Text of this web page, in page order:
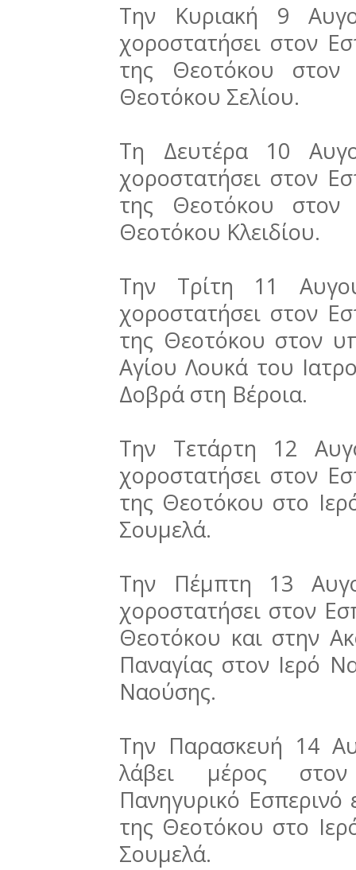
Την Κυριακή 9
χοροστατήσει στον
της Θεοτόκου
Θεοτόκου Σελίου.
Τη Δευτέρα 10
χοροστατήσει στον
της Θεοτόκου
Θεοτόκου Κλειδίου.
Την Τρίτη 11
χοροστατήσει στον
της Θεοτόκου στον
Αγίου Λουκά του
Δοβρά στη Βέροια.
Την Τετάρτη 12
χοροστατήσει στον
της Θεοτόκου στο
Σουμελά.
Την Πέμπτη 13
χοροστατήσει στον
Θεοτόκου και στην
Παναγίας στον Ιερό
Ναούσης.
Την Παρασκευή 14
λάβει μέρος στον
Πανηγυρικό
της Θεοτόκου στο
Σουμελά.